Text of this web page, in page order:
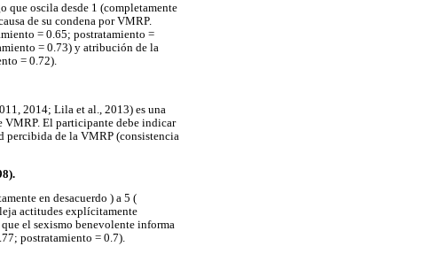
que oscila desde 1 (completamente
de su condena por VMRP.
= 0.65; postratamiento =
= 0.73) y atribución de la
= 0.72).
2014; Lila et al., 2013) es una
VMRP. El participante debe indicar
percibida de la VMRP (consistencia
en desacuerdo ) a 5 (
actitudes explícitamente
el sexismo benevolente informa
postratamiento = 0.7).